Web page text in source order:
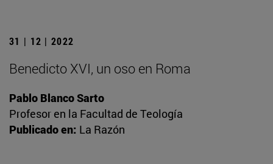
31 | 12 | 2022
Benedicto XVI, un oso en Roma
Pablo Blanco Sarto
Profesor en la Facultad de Teología
Publicado en: La Razón